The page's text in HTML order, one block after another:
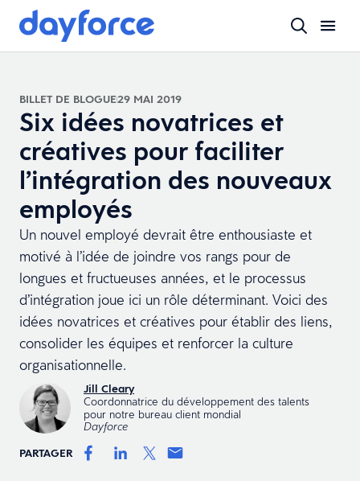
BILLET DE BLOGUE29 MAI 2019
Six idées novatrices et
créatives pour faciliter
l’intégration des nouveaux
employés
Un nouvel employé devrait être enthousiaste et
motivé à l’idée de joindre vos rangs pour de
longues et fructueuses années, et le processus
d’intégration joue ici un rôle déterminant. Voici des
idées novatrices et créatives pour établir des liens,
consolider les équipes et renforcer la culture
organisationnelle.
Jill Cleary
Coordonnatrice du développement des talents
pour notre bureau client mondial
Dayforce
PARTAGER